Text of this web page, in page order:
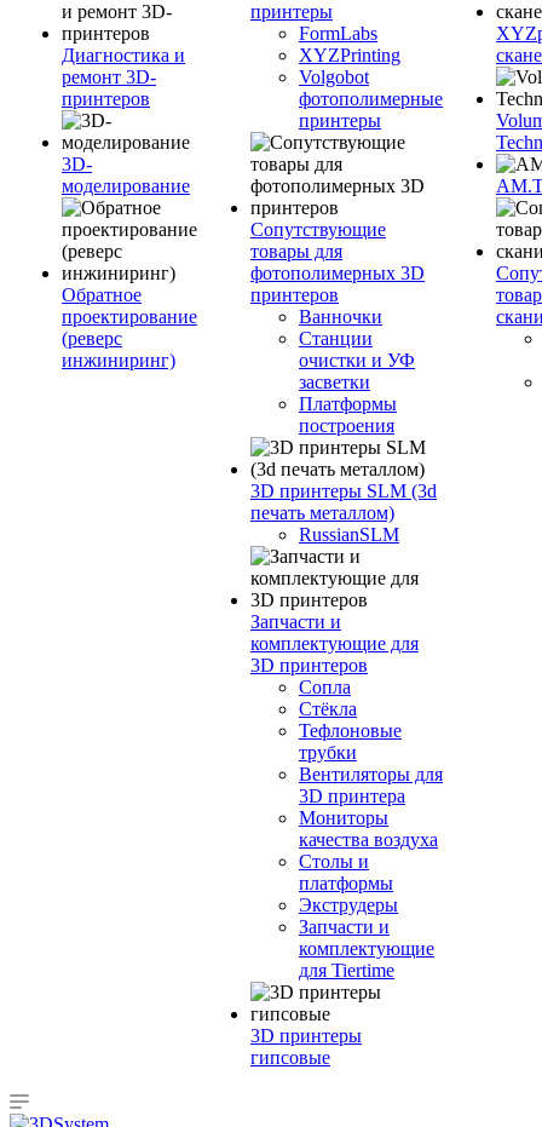
Диагностика и
ремонт 3D-
принтеров
3D-
моделирование
Обратное
проектирование
(реверс
инжиниринг)
принтеры
FormLabs
XYZPrinting
Volgobot
фотополимерные
принтеры
Сопутствующие
товары для
фотополимерных 3D
принтеров
Ванночки
Станции
очистки и УФ
засветки
Платформы
построения
3D принтеры SLM (3d
печать металлом)
RussianSLM
Запчасти и
комплектующие для
3D принтеров
Сопла
Cтёкла
Тефлоновые
трубки
Вентиляторы для
3D принтера
Мониторы
качества воздуха
Столы и
платформы
Экструдеры
Запчасти и
комплектующие
для Tiertime
3D принтеры
гипсовые